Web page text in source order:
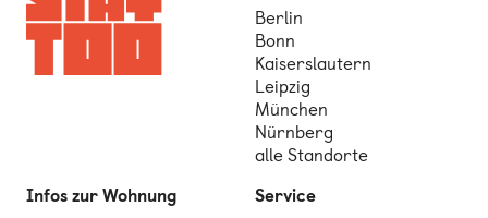
Berlin
Bonn
Kaiserslautern
Leipzig
München
Nürnberg
alle Standorte
Infos zur Wohnung
Service